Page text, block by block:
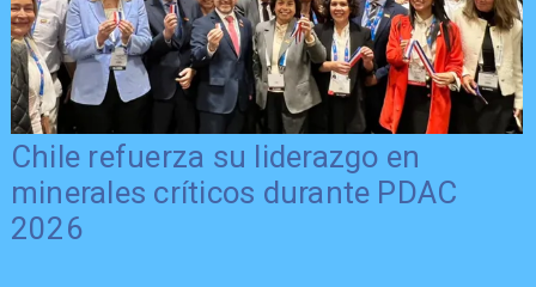
Chile refuerza su liderazgo en
minerales críticos durante PDAC
2026